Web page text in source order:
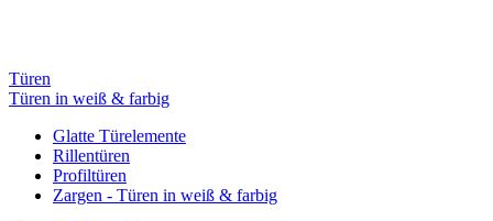
Türen
Türen in weiß & farbig
Glatte Türelemente
Rillentüren
Profiltüren
Zargen - Türen in weiß & farbig